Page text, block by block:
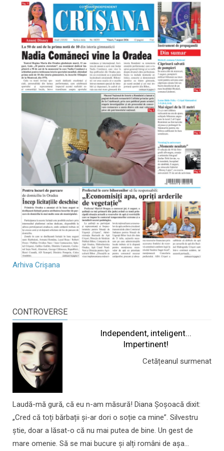
Arhiva Crișana
CONTROVERSE
Independent, inteligent...
Impertinent!
Cetățeanul surmenat
Laudă-mă gură, că eu n-am măsură! Diana Șoșoacă dixit:
„Cred că toți bărbații și-ar dori o soție ca mine”. Silvestru
știe, doar a lăsat-o că nu mai putea de bine. Un gest de
mare omenie. Să se mai bucure și alți români de așa...